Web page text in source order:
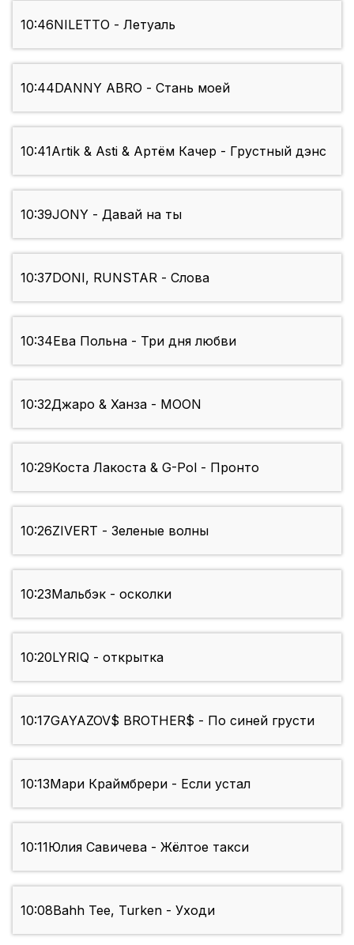
10:46NILETTO - Летуаль
10:44DANNY ABRO - Стань моей
10:41Artik & Asti & Артём Качер - Грустный дэнс
10:39JONY - Давай на ты
10:37DONI, RUNSTAR - Слова
10:34Ева Польна - Три дня любви
10:32Джаро & Ханза - MOON
10:29Коста Лакоста & G-Pol - Пронто
10:26ZIVERT - Зеленые волны
10:23Мальбэк - осколки
10:20LYRIQ - открытка
10:17GAYAZOV$ BROTHER$ - По синей грусти
10:13Мари Краймбрери - Если устал
10:11Юлия Савичева - Жёлтое такси
10:08Bahh Tee, Turken - Уходи